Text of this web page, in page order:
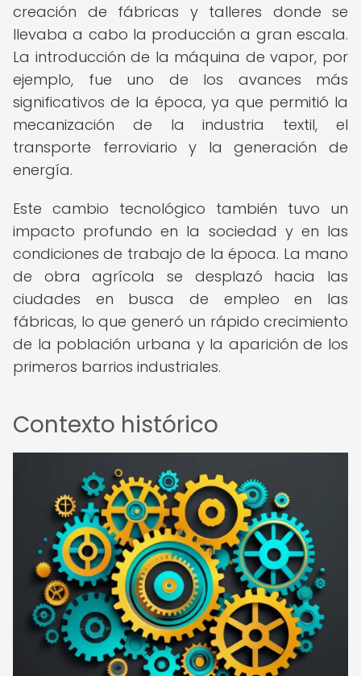
creación de fábricas y talleres donde se
llevaba a cabo la producción a gran escala.
La introducción de la máquina de vapor, por
ejemplo, fue uno de los avances más
significativos de la época, ya que permitió la
mecanización de la industria textil, el
transporte ferroviario y la generación de
energía.
Este cambio tecnológico también tuvo un
impacto profundo en la sociedad y en las
condiciones de trabajo de la época. La mano
de obra agrícola se desplazó hacia las
ciudades en busca de empleo en las
fábricas, lo que generó un rápido crecimiento
de la población urbana y la aparición de los
primeros barrios industriales.
Contexto histórico